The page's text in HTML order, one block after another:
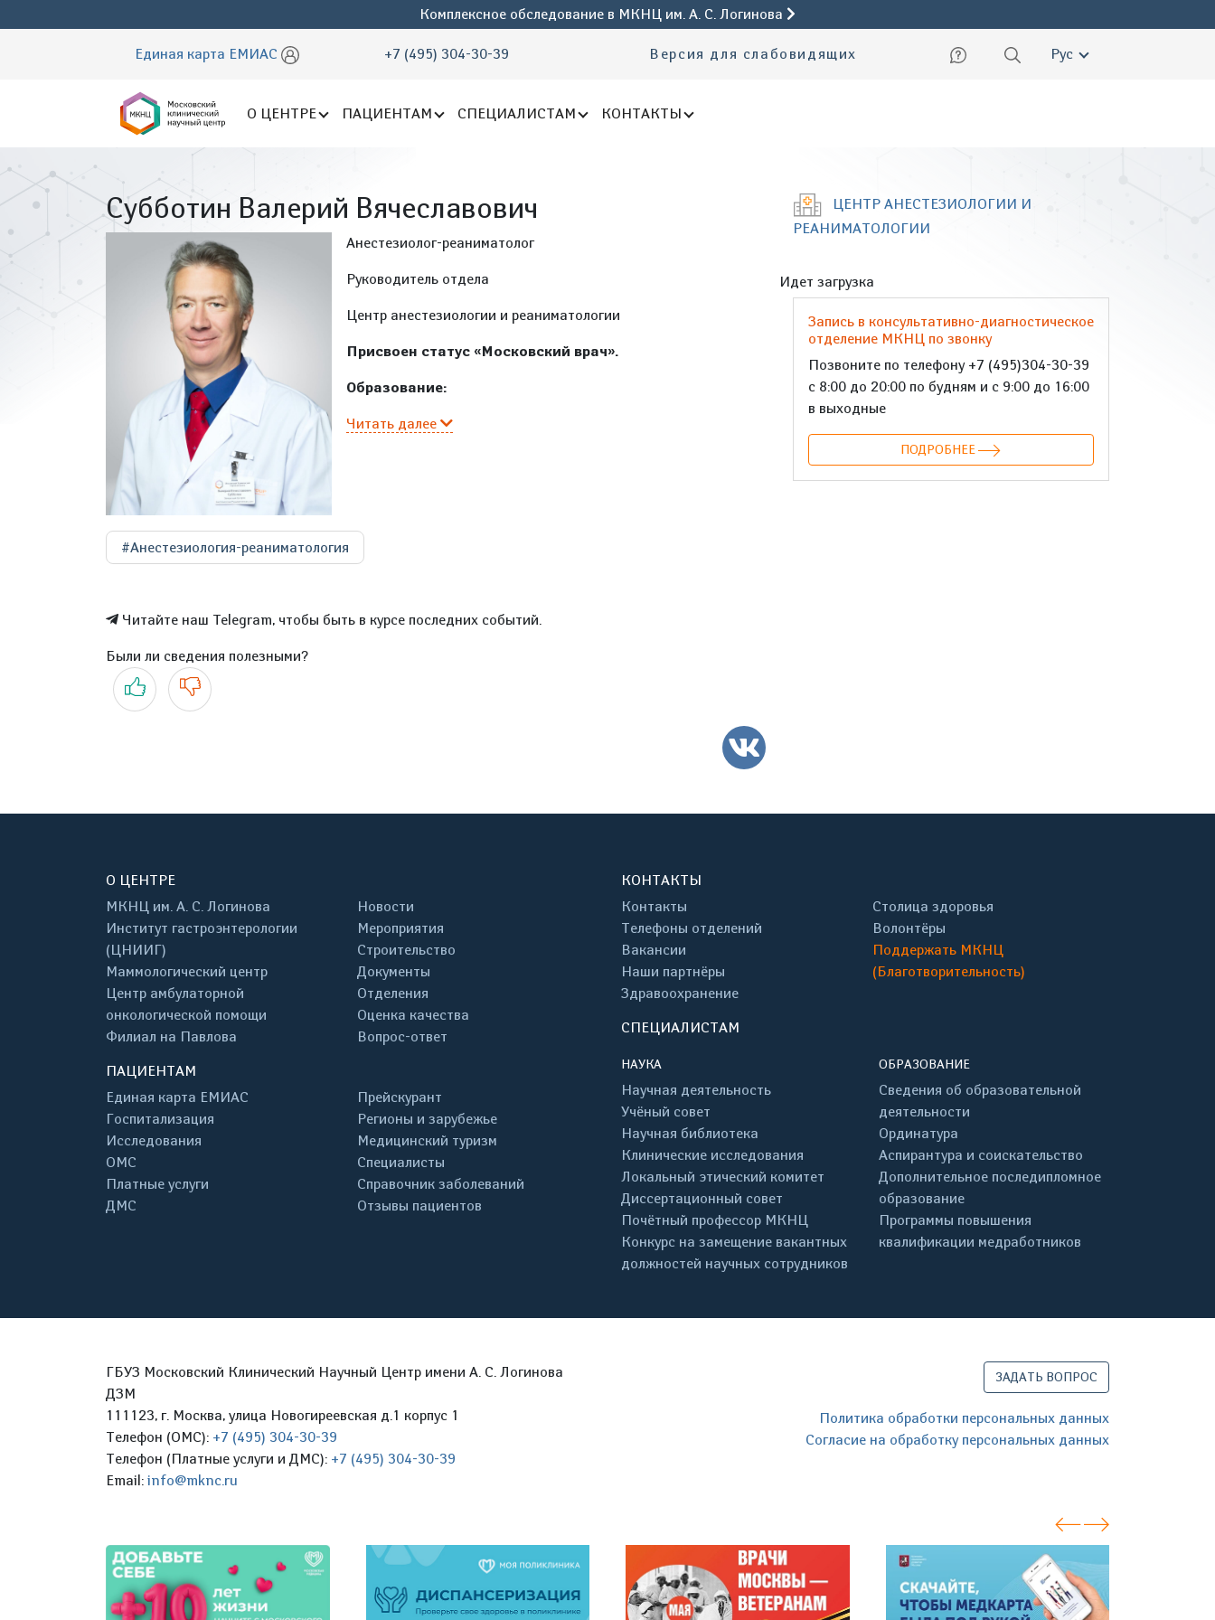
Комплексное обследование в МКНЦ им. А. С. Логинова
Единая карта ЕМИАС +7 (495) 304-30-39 Версия для слабовидящих Русский
О ЦЕНТРЕ ПАЦИЕНТАМ СПЕЦИАЛИСТАМ КОНТАКТЫ
Субботин Валерий Вячеславович
Анестезиолог-реаниматолог
Руководитель отдела
Центр анестезиологии и реаниматологии
Присвоен статус «Московский врач».
Образование:
Читать далее
#Анестезиология-реаниматология
Читайте наш Telegram, чтобы быть в курсе последних событий.
Были ли сведения полезными?
Да
ВКонтакте
ЦЕНТР АНЕСТЕЗИОЛОГИИ И
РЕАНИМАТОЛОГИИ
Идет загрузка
Запись в консультативно-диагностическое
отделение МКНЦ по звонку
Позвоните по телефону +7 (495)304-30-39
с 8:00 до 20:00 по будням и с 9:00 до 16:00
в выходные
ПОДРОБНЕЕ
О ЦЕНТРЕ
МКНЦ им. А. С. Логинова
Институт гастроэнтерологии
(ЦНИИГ)
Маммологический центр
Центр амбулаторной
онкологической помощи
Филиал на Павлова
Новости
Мероприятия
Строительство
Документы
Отделения
Оценка качества
Вопрос-ответ
ПАЦИЕНТАМ
Единая карта ЕМИАС
Госпитализация
Исследования
ОМС
Платные услуги
ДМС
Прейскурант
Регионы и зарубежье
Медицинский туризм
Специалисты
Справочник заболеваний
Отзывы пациентов
КОНТАКТЫ
Контакты
Телефоны отделений
Вакансии
Наши партнёры
Здравоохранение
Столица здоровья
Волонтёры
Поддержать МКНЦ
(Благотворительность)
СПЕЦИАЛИСТАМ
НАУКА
Научная деятельность
Учёный совет
Научная библиотека
Клинические исследования
Локальный этический комитет
Диссертационный совет
Почётный профессор МКНЦ
Конкурс на замещение вакантных
должностей научных сотрудников
ОБРАЗОВАНИЕ
Сведения об образовательной
деятельности
Ординатура
Аспирантура и соискательство
Дополнительное последипломное
образование
Программы повышения
квалификации медработников
ГБУЗ Московский Клинический Научный Центр имени А. С. Логинова
ДЗМ
111123, г. Москва, улица Новогиреевская д.1 корпус 1
Телефон (ОМС): +7 (495) 304-30-39
Телефон (Платные услуги и ДМС): +7 (495) 304-30-39
Email: info@mknc.ru
ЗАДАТЬ ВОПРОС
Политика обработки персональных данных
Согласие на обработку персональных данных